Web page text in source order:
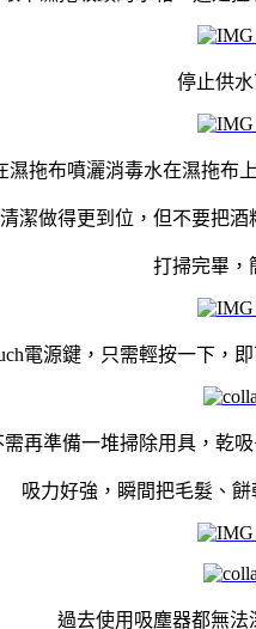
停止供
濕拖布噴灑消毒水在濕拖布
潔做得更到位，但不要把
打掃完畢，
電源鍵，只需輕按一下，
需再準備一堆掃除用具，乾
吸力好強，瞬間把毛髮、
過去使用吸塵器都無法